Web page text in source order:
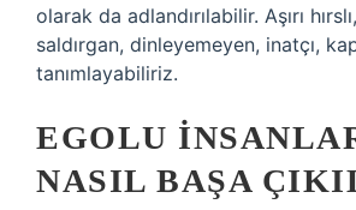
olarak da adlandırılabilir. Aşırı
saldırgan, dinleyemeyen, inatçı,
tanımlayabiliriz.
EGOLU
NASIL BAŞA